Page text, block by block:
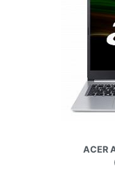
ACER